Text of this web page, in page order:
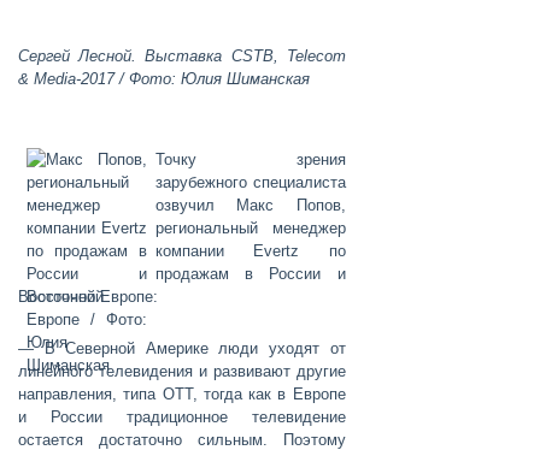
Сергей Лесной. Выставка CSTB, Telecom
& Media-2017 / Фото: Юлия Шиманская
Точку зрения
зарубежного специалиста
озвучил Макс Попов,
региональный менеджер
компании Evertz по
продажам в России и
Восточной Европе:
— В Северной Америке люди уходят от
линейного телевидения и развивают другие
направления, типа ОТТ, тогда как в Европе
и России традиционное телевидение
остается достаточно сильным. Поэтому